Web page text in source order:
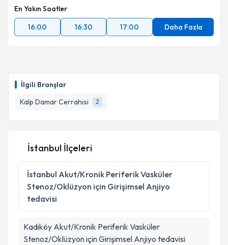
İlgili Branşlar
Kalp Damar Cerrahisi
2
En Yakın Saatler
16:00
16:30 17:00 Daha Fazla
İstanbul İlçeleri
İstanbul Akut/Kronik Periferik Vasküler
Stenoz/Oklüzyon için Girişimsel Anjiyo
tedavisi
Kadıköy Akut/Kronik Periferik Vasküler
Stenoz/Oklüzyon için Girişimsel Anjiyo tedavisi